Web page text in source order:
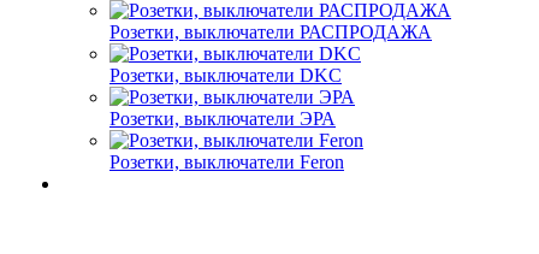
Розетки, выключатели РАСПРОДАЖА
Розетки, выключатели DKC
Розетки, выключатели ЭРА
Розетки, выключатели Feron